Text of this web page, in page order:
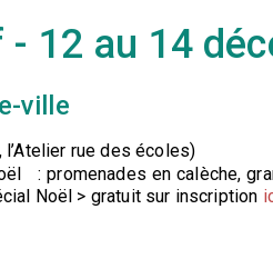
12 au 14
ville
rue des écoles)
: promenades en calèche,
Noël > gratuit sur inscription